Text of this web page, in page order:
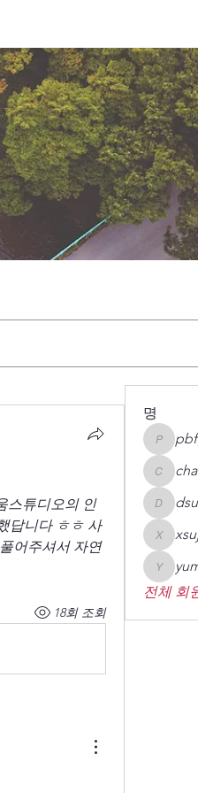
스튜디오의 인
답니다 ㅎㅎ 사
어주셔서 자연
18회 조회
명
pbfgsh
전체 회